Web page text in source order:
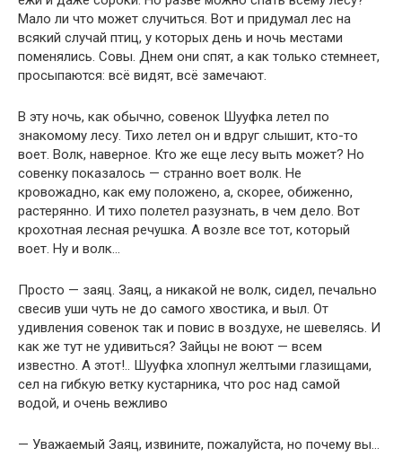
Мало ли что может случиться. Вот и придумал лес на
всякий случай птиц, у которых день и ночь местами
поменялись. Совы. Днем они спят, а как только стемнеет,
просыпаются: всё видят, всё замечают.
В эту ночь, как обычно, совенок Шууфка летел по
знакомому лесу. Тихо летел он и вдруг слышит, кто-то
воет. Волк, наверное. Кто же еще лесу выть может? Но
совенку показалось — странно воет волк. Не
кровожадно, как ему положено, а, скорее, обиженно,
растерянно. И тихо полетел разузнать, в чем дело. Вот
крохотная лесная речушка. А возле все тот, который
воет. Ну и волк…
Просто — заяц. Заяц, а никакой не волк, сидел, печально
свесив уши чуть не до самого хвостика, и выл. От
удивления совенок так и повис в воздухе, не шевелясь. И
как же тут не удивиться? Зайцы не воют — всем
известно. А этот!.. Шууфка хлопнул желтыми глазищами,
сел на гибкую ветку кустарника, что рос над самой
водой, и очень вежливо
— Уважаемый Заяц, извините, пожалуйста, но почему вы…